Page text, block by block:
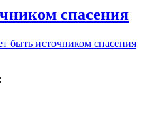
спасения
быть источником спасения